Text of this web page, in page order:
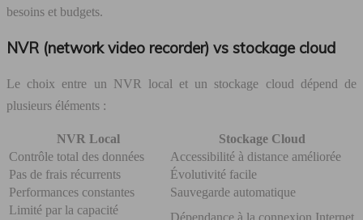
besoins et budgets.
NVR (network video recorder) vs stockage cloud
Le choix entre un NVR local et un stockage cloud dépend de
plusieurs éléments :
NVR Local
Stockage Cloud
Contrôle total des données
Accessibilité à distance améliorée
Pas de frais récurrents
Évolutivité facile
Performances constantes
Sauvegarde automatique
Limité par la capacité
Dépendance à la connexion Internet